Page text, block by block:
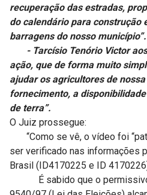
recuperação das estradas,
do calendário para construção
barragens do nosso município”.
- Tarcísio Tenório Victor aos
ação, que de forma muito
ajudar os agricultores de
fornecimento, a
de terra”.
O Juiz prossegue:
“Como se vê, o vídeo foi
ser verificado nas informações
Brasil (ID4170225 e ID
É sabido que o permissivo